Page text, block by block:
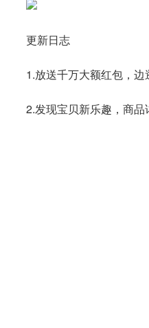
更新日志
1.放送千万大额红包，
2.发现宝贝新乐趣，商